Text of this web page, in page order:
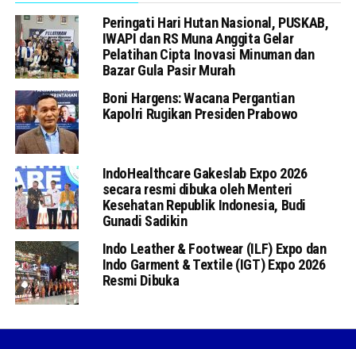
Peringati Hari Hutan Nasional, PUSKAB,
IWAPI dan RS Muna Anggita Gelar
Pelatihan Cipta Inovasi Minuman dan
Bazar Gula Pasir Murah
Boni Hargens: Wacana Pergantian
Kapolri Rugikan Presiden Prabowo
IndoHealthcare Gakeslab Expo 2026
secara resmi dibuka oleh Menteri
Kesehatan Republik Indonesia, Budi
Gunadi Sadikin
Indo Leather & Footwear (ILF) Expo dan
Indo Garment & Textile (IGT) Expo 2026
Resmi Dibuka